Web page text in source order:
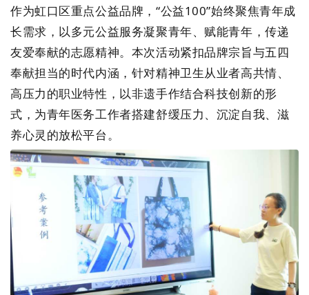
作为虹口区重点公益品牌， “公益100”始终聚焦青年成
长需求，以多元公益服务凝聚青年、赋能青年，传递
友爱奉献的志愿精神。本次活动紧扣品牌宗旨与五四
奉献担当的时代内涵，针对精神卫生从业者高共情、
高压力的职业特性，以非遗手作结合科技创新的形
式，为青年医务工作者搭建舒缓压力、沉淀自我、滋
养心灵的放松平台。